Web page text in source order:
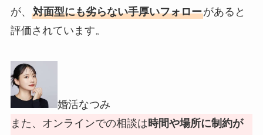
が、 対面型にも劣らない手厚いフォローがあると
評価されています。
婚活なつみ
また、オンラインでの相談は時間や場所に制約が